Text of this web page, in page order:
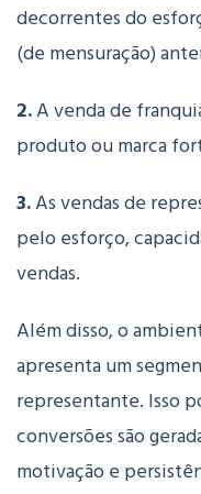
decorrentes do
(de mensuração)
2.A venda de
produto ou marca
3.As vendas de
pelo esforço,
vendas.
Além disso, o
apresenta um
representante. Isso
conversões são
motivação e